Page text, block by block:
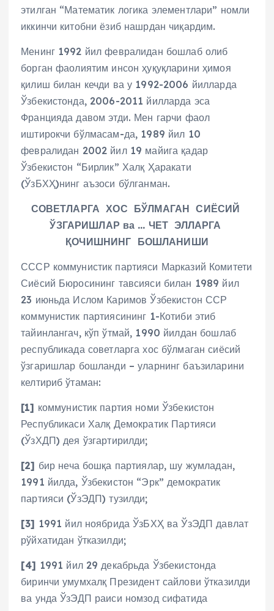
этилган “Математик логика элементлари” номли
иккинчи китобни ёзиб нашрдан чиқардим.
Менинг 1992 йил февралидан бошлаб олиб
борган фаолиятим инсон ҳуқуқларини ҳимоя
қилиш билан кечди ва у 1992-2006 йилларда
Ўзбекистонда, 2006-2011 йилларда эса
Францияда давом этди. Мен гарчи фаол
иштирокчи бўлмасам-да, 1989 йил 10
февралидан 2002 йил 19 майига қадар
Ўзбекистон “Бирлик” Халқ Ҳаракати
(ЎзБХҲ)нинг аъзоси бўлганман.
СОВЕТЛАРГА ХОС БЎЛМАГАН СИЁСИЙ
ЎЗГАРИШЛАР ва … ЧЕТ ЭЛЛАРГА
ҚОЧИШНИНГ БОШЛАНИШИ
СССР коммунистик партияси Марказий Комитети
Сиёсий Бюросининг тавсияси билан 1989 йил
23 июньда Ислом Каримов Ўзбекистон ССР
коммунистик партиясининг 1-Котиби этиб
тайинлангач, кўп ўтмай, 1990 йилдан бошлаб
республикада советларга хос бўлмаган сиёсий
ўзгаришлар бошланди – уларнинг баъзиларини
келтириб ўтаман:
[1] коммунистик партия номи Ўзбекистон
Республикаси Халқ Демократик Партияси
(ЎзХДП) дея ўзгартирилди;
[2] бир неча бошқа партиялар, шу жумладан,
1991 йилда, Ўзбекистон “Эрк” демократик
партияси (ЎзЭДП) тузилди;
[3] 1991 йил ноябрида ЎзБХҲ ва ЎзЭДП давлат
рўйхатидан ўтказилди;
[4] 1991 йил 29 декабрьда Ўзбекистонда
биринчи умумхалқ Президент сайлови ўтказилди
ва унда ЎзЭДП раиси номзод сифатида